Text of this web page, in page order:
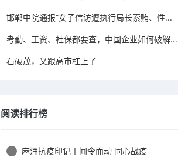
邯郸中院通报“女子信访遭执行局长索贿、性...
考勤、工资、社保都要查，中国企业如何破解...
石破茂，又跟高市杠上了
阅读排行榜
1 麻涌抗疫印记丨闻令而动 同心战疫